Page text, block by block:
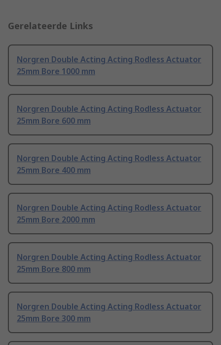
Gerelateerde Links
Norgren Double Acting Acting Rodless Actuator
25mm Bore 1000 mm
Norgren Double Acting Acting Rodless Actuator
25mm Bore 600 mm
Norgren Double Acting Acting Rodless Actuator
25mm Bore 400 mm
Norgren Double Acting Acting Rodless Actuator
25mm Bore 2000 mm
Norgren Double Acting Acting Rodless Actuator
25mm Bore 800 mm
Norgren Double Acting Acting Rodless Actuator
25mm Bore 300 mm